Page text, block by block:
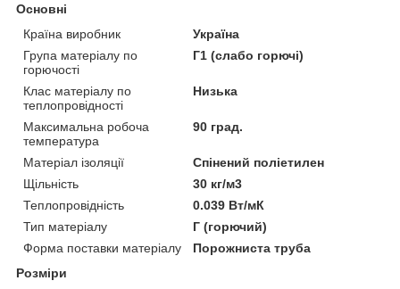
Основні
Країна виробник
Україна
Група матеріалу по
горючості
Г1 (слабо горючі)
Клас матеріалу по
теплопровідності
Низька
Максимальна робоча
температура
90 град.
Матеріал ізоляції
Спінений поліетилен
Щільність
30 кг/м3
Теплопровідність
0.039 Вт/мК
Тип матеріалу
Г (горючий)
Форма поставки матеріалу
Порожниста труба
Розміри